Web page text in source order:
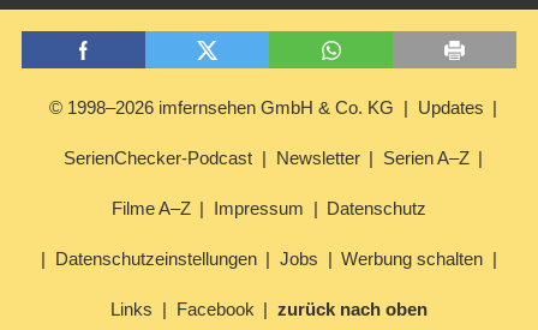
© 1998–2026 imfernsehen GmbH & Co. KG Updates
SerienChecker-Podcast Newsletter Serien A–Z
Filme A–Z Impressum Datenschutz
Datenschutzeinstellungen Jobs Werbung schalten
Links Facebook zurück nach oben